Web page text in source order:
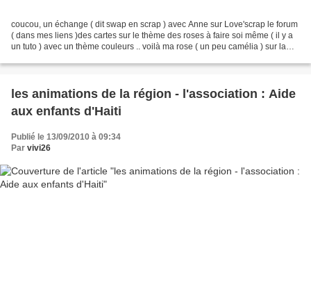
coucou, un échange ( dit swap en scrap ) avec Anne sur Love'scrap le forum
( dans mes liens )des cartes sur le thème des roses à faire soi même ( il y a
un tuto ) avec un thème couleurs .. voilà ma rose ( un peu camélia ) sur la
les animations de la région - l'association : Aide
aux enfants d'Haiti
Publié le 13/09/2010 à 09:34
Par vivi26